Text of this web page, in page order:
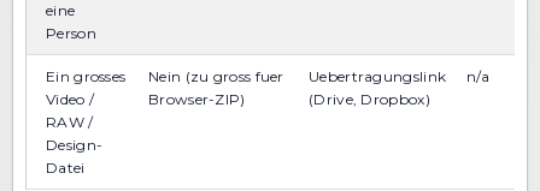
eine
Person
Ein grosses
Video /
RAW /
Design-
Datei
Nein (zu gross fuer
Browser-ZIP)
Uebertragungslink
(Drive, Dropbox)
n/a